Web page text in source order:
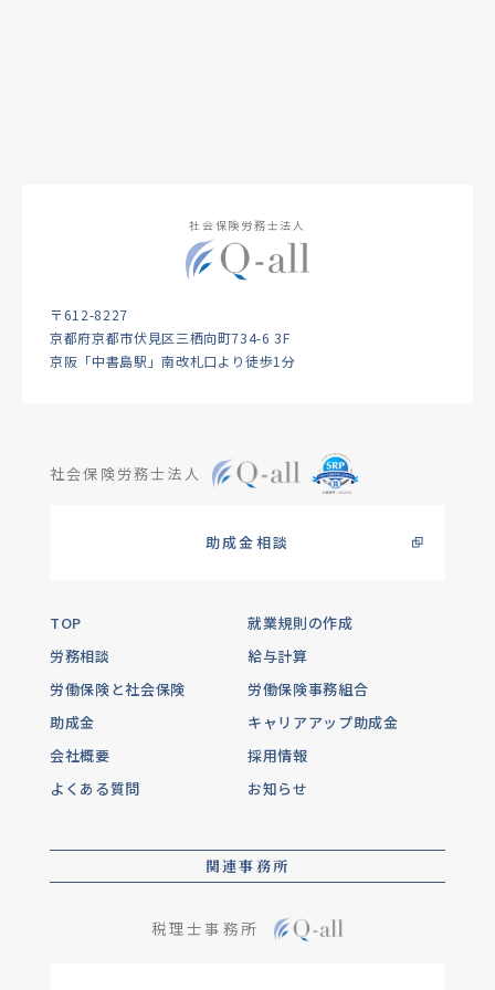
社会保険労務士法人
〒612-8227
京都府京都市伏見区三栖向町734-6 3F
京阪「中書島駅」南改札口より徒歩1分
社会保険労務士法人
助成金相談
TOP
就業規則の作成
労務相談
給与計算
労働保険と社会保険
労働保険事務組合
助成金
キャリアアップ助成金
会社概要
採用情報
よくある質問
お知らせ
関連事務所
税理士事務所